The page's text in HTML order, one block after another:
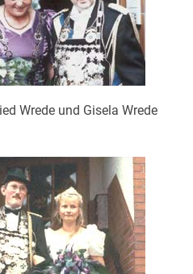
Wrede und Gisela Wrede